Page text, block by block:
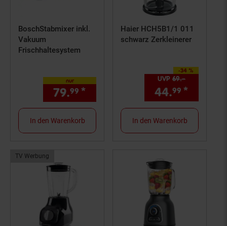
BoschStabmixer inkl.
Vakuum
Frischhaltesystem
nur
79.99 * € Sternchen
In den Warenkorb
Haier HCH5B1/1 011
schwarz Zerkleinerer
-34 %
Sie Sparen 34 Prozent,
UVP 69.–
44.99 *
In den Warenkorb
TV Werbung